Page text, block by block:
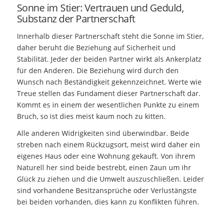
Sonne im Stier: Vertrauen und Geduld,
Substanz der Partnerschaft
Innerhalb dieser Partnerschaft steht die Sonne im Stier,
daher beruht die Beziehung auf Sicherheit und
Stabilität. Jeder der beiden Partner wirkt als Ankerplatz
für den Anderen. Die Beziehung wird durch den
Wunsch nach Beständigkeit gekennzeichnet. Werte wie
Treue stellen das Fundament dieser Partnerschaft dar.
Kommt es in einem der wesentlichen Punkte zu einem
Bruch, so ist dies meist kaum noch zu kitten.
Alle anderen Widrigkeiten sind überwindbar. Beide
streben nach einem Rückzugsort, meist wird daher ein
eigenes Haus oder eine Wohnung gekauft. Von ihrem
Naturell her sind beide bestrebt, einen Zaun um ihr
Glück zu ziehen und die Umwelt auszuschließen. Leider
sind vorhandene Besitzansprüche oder Verlustängste
bei beiden vorhanden, dies kann zu Konflikten führen.